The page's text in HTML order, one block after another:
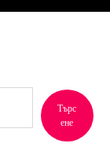
Търс
ене